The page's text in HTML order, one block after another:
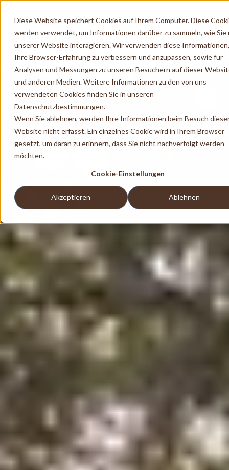
Diese Website speichert Cookies auf Ihrem Computer. Diese
werden verwendet, um Informationen darüber zu sammeln, wie Sie
unserer Website interagieren. Wir verwenden diese
Ihre Browser-Erfahrung zu verbessern und anzupassen, sowie für
Analysen und Messungen zu unseren Besuchern auf dieser
und anderen Medien. Weitere Informationen zu den von uns
verwendeten Cookies finden Sie in unseren
Datenschutzbestimmungen.
Wenn Sie ablehnen, werden Ihre Informationen beim Besuch
Website nicht erfasst. Ein einzelnes Cookie wird in Ihrem Browser
gesetzt, um daran zu erinnern, dass Sie nicht nachverfolgt werden
möchten.
Cookie-Einstellungen
Akzeptieren Ablehnen